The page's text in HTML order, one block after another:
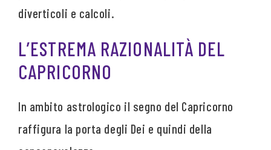
diverticoli e calcoli.
L’ESTREMA RAZIONALITÀ DEL
CAPRICORNO
In ambito astrologico il segno del Capricorno
raffigura la porta degli Dei e quindi della